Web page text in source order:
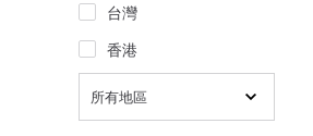
台灣
香港
所有地區